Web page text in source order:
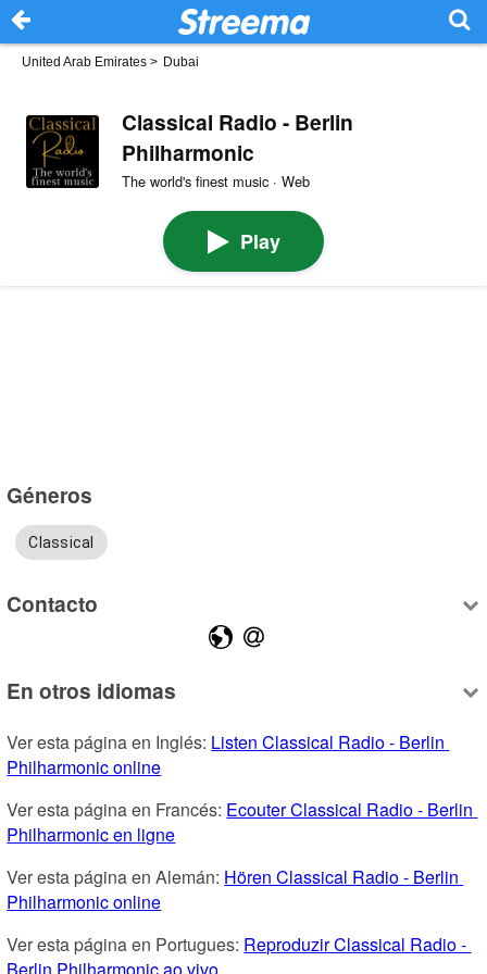
United Arab Emirates > Dubai
Classical Radio - Berlin
Philharmonic
The world's finest music · Web
Play
Géneros
Classical
Contacto
En otros idiomas
Ver esta página en Inglés: Listen Classical Radio - Berlin
Philharmonic online
Ver esta página en Francés: Ecouter Classical Radio - Berlin
Philharmonic en ligne
Ver esta página en Alemán: Hören Classical Radio - Berlin
Philharmonic online
Ver esta página en Portugues: Reproduzir Classical Radio -
Berlin Philharmonic ao vivo